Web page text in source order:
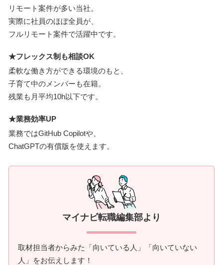
リモート案件が多い当社。
実際に社員のほぼ全員が、
フルリモート案件で活躍中です。
★フレックス制も相談OK
柔軟な働き方ができる環境のもと、
子育て中のメンバーも在籍。
残業も月平均10h以下です。
★業務効率UP
業務ではGitHub Copilotや、
ChatGPTの有償版を使えます。
マイナビ転職編集部より
取材担当者からみた「向いている人」「向いていない
人」をお伝えします！